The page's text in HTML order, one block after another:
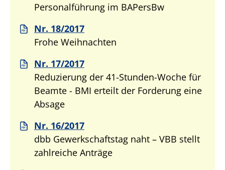
Personalführung im BAPersBw
Nr. 18/2017
Frohe Weihnachten
Nr. 17/2017
Reduzierung der 41-Stunden-Woche für
Beamte - BMI erteilt der Forderung eine
Absage
Nr. 16/2017
dbb Gewerkschaftstag naht – VBB stellt
zahlreiche Anträge